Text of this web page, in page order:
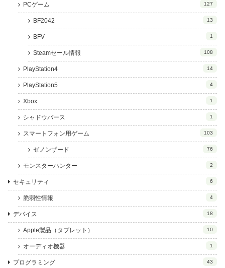
PCゲーム 127
BF2042 13
BFV 1
Steamセール情報 108
PlayStation4 14
PlayStation5 4
Xbox 1
シャドウバース 1
スマートフォン用ゲーム 103
ゼノンザード 76
モンスターハンター 2
セキュリティ 6
脆弱性情報 4
デバイス 18
Apple製品（タブレット） 10
オーディオ機器 1
プログラミング 43